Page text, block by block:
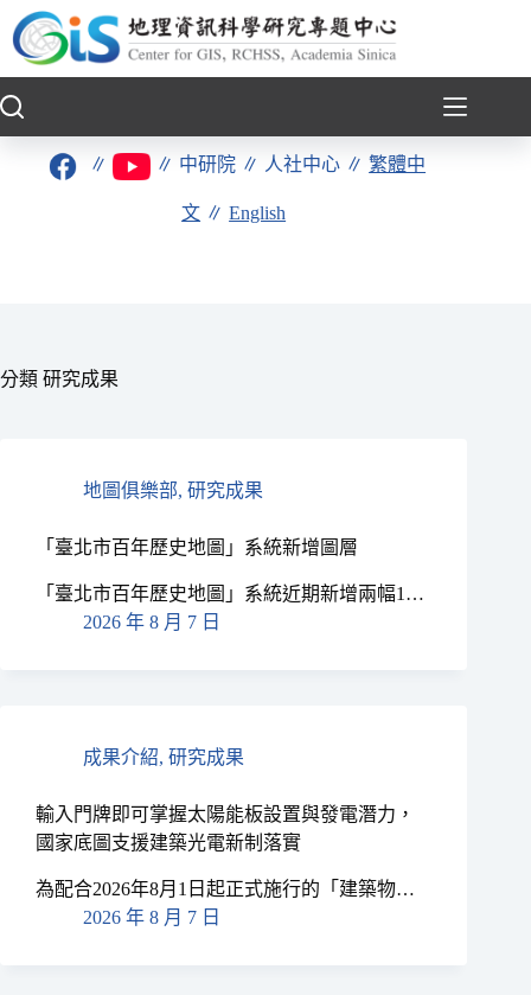
至
要
∥ ∥ 中研院 ∥ 人社中心 ∥繁體中
文 ∥English
分類 研究成果
地圖俱樂部, 研究成果
「臺北市百年歷史地圖」系統新增圖層
「臺北市百年歷史地圖」系統近期新增兩幅1…
2026 年 8 月 7 日
成果介紹, 研究成果
輸入門牌即可掌握太陽能板設置與發電潛力，
國家底圖支援建築光電新制落實
為配合2026年8月1日起正式施行的「建築物…
2026 年 8 月 7 日